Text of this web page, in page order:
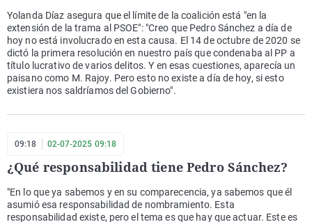
Yolanda Díaz asegura que el límite de la coalición está "en la
extensión de la trama al PSOE": "Creo que Pedro Sánchez a día de
hoy no está involucrado en esta causa. El 14 de octubre de 2020 se
dictó la primera resolución en nuestro país que condenaba al PP a
título lucrativo de varios delitos. Y en esas cuestiones, aparecía un
paisano como M. Rajoy. Pero esto no existe a día de hoy, si esto
existiera nos saldríamos del Gobierno".
09:18 02-07-2025 09:18
¿Qué responsabilidad tiene Pedro Sánchez?
"En lo que ya sabemos y en su comparecencia, ya sabemos que él
asumió esa responsabilidad de nombramiento. Esta
responsabilidad existe, pero el tema es que hay que actuar. Este es